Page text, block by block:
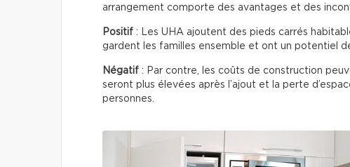
arrangement comporte des avantages et des
Positif : Les UHA ajoutent des pieds carrés
gardent les familles ensemble et ont un potentiel
Négatif : Par contre, les coûts de construction
seront plus élevées après l’ajout et la perte
personnes.